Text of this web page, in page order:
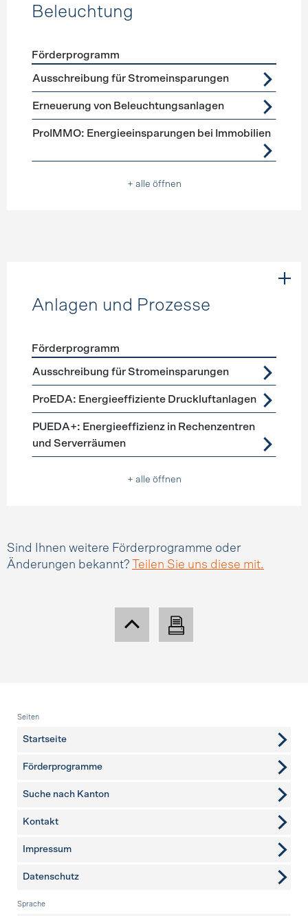
Beleuchtung
Förderprogramme Beleuchtung
Förderprogramm
Ausschreibung für Stromeinsparungen
Erneuerung von Beleuchtungsanlagen
ProIMMO: Energieeinsparungen bei Immobilien
+ alle öffnen
Anlagen und Prozesse
Förderprogramme Anlagen und Prozesse
Förderprogramm
Ausschreibung für Stromeinsparungen
ProEDA: Energieeffiziente Druckluftanlagen
PUEDA+: Energieeffizienz in Rechenzentren
und Serverräumen
+ alle öffnen
Sind Ihnen weitere Förderprogramme oder
Änderungen bekannt?
Teilen Sie uns diese mit.
Fusszeile
Seiten
Startseite
Förderprogramme
Suche nach Kanton
weitere Seiten
Kontakt
Impressum
Datenschutz
Sprache